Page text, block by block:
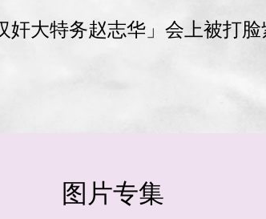
奸大特务赵志华」会上被打
图片专集